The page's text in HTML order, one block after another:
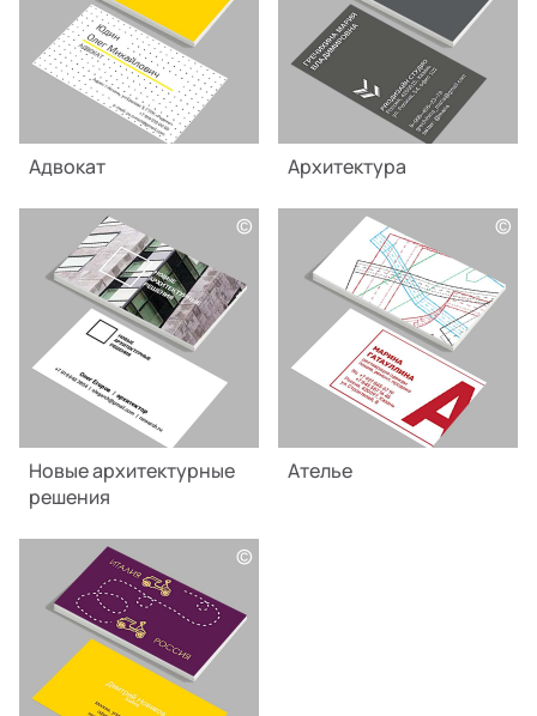
Адвокат Архитектура
©
Новые архитектурные
решения
©
Ателье
©